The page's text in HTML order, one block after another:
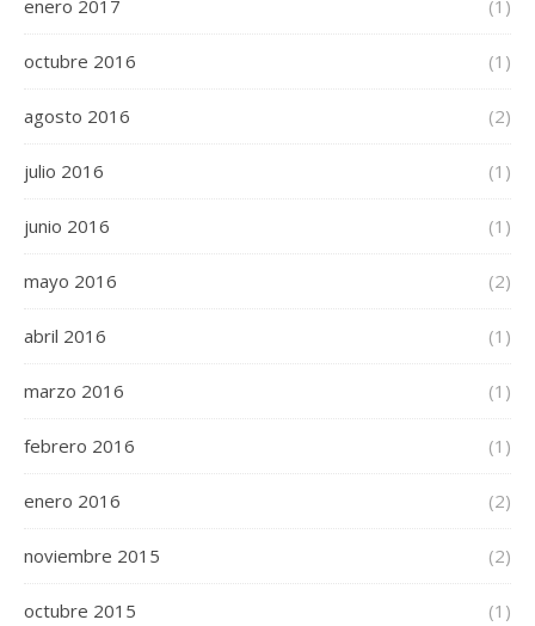
enero 2017 (1)
octubre 2016 (1)
agosto 2016 (2)
julio 2016 (1)
junio 2016 (1)
mayo 2016 (2)
abril 2016 (1)
marzo 2016 (1)
febrero 2016 (1)
enero 2016 (2)
noviembre 2015 (2)
octubre 2015 (1)